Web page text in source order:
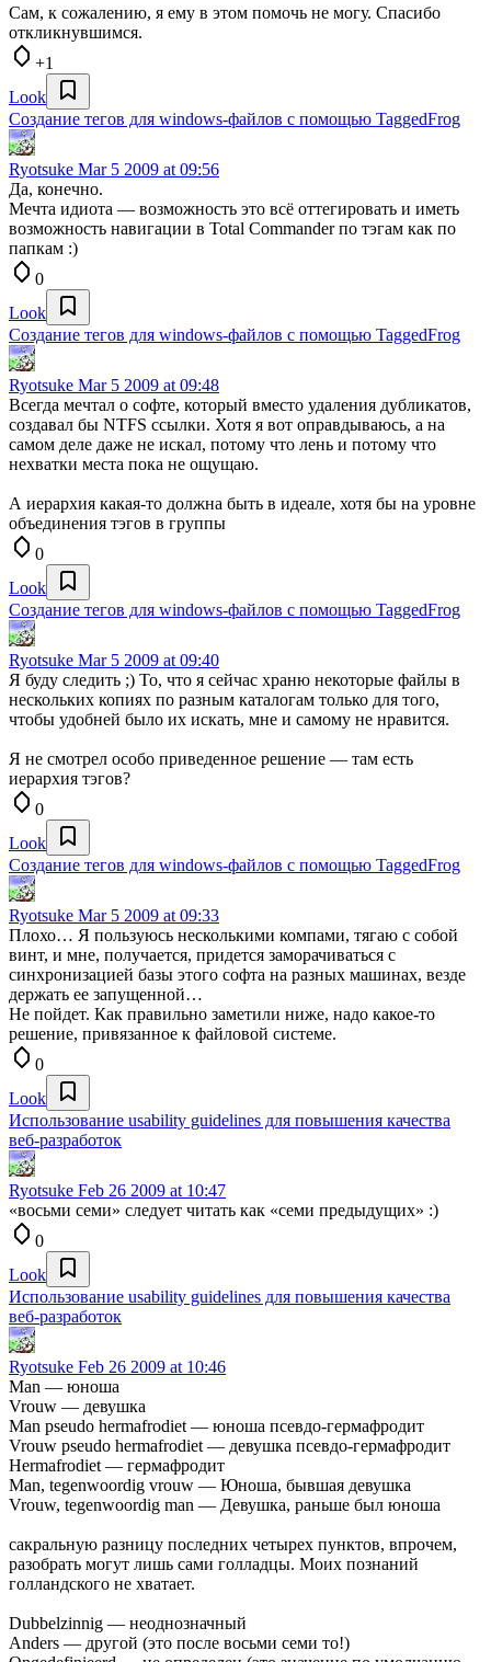
Сам, к сожалению, я ему в этом помочь не могу. Спасибо
откликнувшимся.
+1
Look
Создание тегов для windows-файлов с помощью TaggedFrog
Ryotsuke Mar 5 2009 at 09:56
Да, конечно.
Мечта идиота — возможность это всё оттегировать и иметь
возможность навигации в Total Commander по тэгам как по
папкам :)
0
Look
Создание тегов для windows-файлов с помощью TaggedFrog
Ryotsuke Mar 5 2009 at 09:48
Всегда мечтал о софте, который вместо удаления дубликатов,
создавал бы NTFS ссылки. Хотя я вот оправдываюсь, а на
самом деле даже не искал, потому что лень и потому что
нехватки места пока не ощущаю.
А иерархия какая-то должна быть в идеале, хотя бы на уровне
объединения тэгов в группы
0
Look
Создание тегов для windows-файлов с помощью TaggedFrog
Ryotsuke Mar 5 2009 at 09:40
Я буду следить ;) То, что я сейчас храню некоторые файлы в
нескольких копиях по разным каталогам только для того,
чтобы удобней было их искать, мне и самому не нравится.
Я не смотрел особо приведенное решение — там есть
иерархия тэгов?
0
Look
Создание тегов для windows-файлов с помощью TaggedFrog
Ryotsuke Mar 5 2009 at 09:33
Плохо… Я пользуюсь несколькими компами, тягаю с собой
винт, и мне, получается, придется заморачиваться с
синхронизацией базы этого софта на разных машинах, везде
держать ее запущенной…
Не пойдет. Как правильно заметили ниже, надо какое-то
решение, привязанное к файловой системе.
0
Look
Использование usability guidelines для повышения качества
веб-разработок
Ryotsuke Feb 26 2009 at 10:47
«восьми семи» следует читать как «семи предыдущих» :)
0
Look
Использование usability guidelines для повышения качества
веб-разработок
Ryotsuke Feb 26 2009 at 10:46
Man — юноша
Vrouw — девушка
Man pseudo hermafrodiet — юноша псевдо-гермафродит
Vrouw pseudo hermafrodiet — девушка псевдо-гермафродит
Hermafrodiet — гермафродит
Man, tegenwoordig vrouw — Юноша, бывшая девушка
Vrouw, tegenwoordig man — Девушка, раньше был юноша
сакральную разницу последних четырех пунктов, впрочем,
разобрать могут лишь сами голладцы. Моих познаний
голландского не хватает.
Dubbelzinnig — неоднозначный
Anders — другой (это после восьми семи то!)